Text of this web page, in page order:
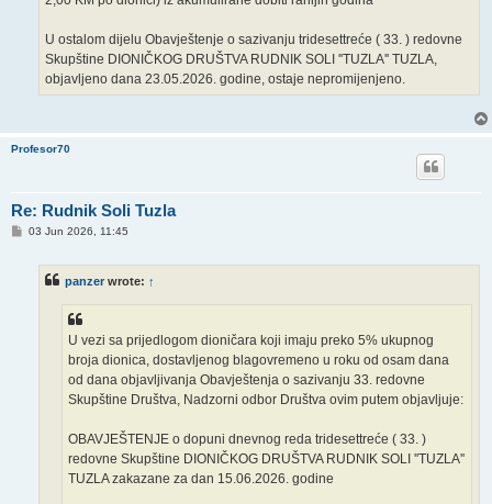
U ostalom dijelu Obavještenje o sazivanju tridesettreće ( 33. ) redovne
Skupštine DIONIČKOG DRUŠTVA RUDNIK SOLI ''TUZLA'' TUZLA,
objavljeno dana 23.05.2026. godine, ostaje nepromijenjeno.
Profesor70
Re: Rudnik Soli Tuzla
P03 Jun 2026, 11:45
panzer wrote: ↑
U vezi sa prijedlogom dioničara koji imaju preko 5% ukupnog
broja dionica, dostavljenog blagovremeno u roku od osam dana
od dana objavljivanja Obavještenja o sazivanju 33. redovne
Skupštine Društva, Nadzorni odbor Društva ovim putem objavljuje:
OBAVJEŠTENJE o dopuni dnevnog reda tridesettreće ( 33. )
redovne Skupštine DIONIČKOG DRUŠTVA RUDNIK SOLI ''TUZLA''
TUZLA zakazane za dan 15.06.2026. godine